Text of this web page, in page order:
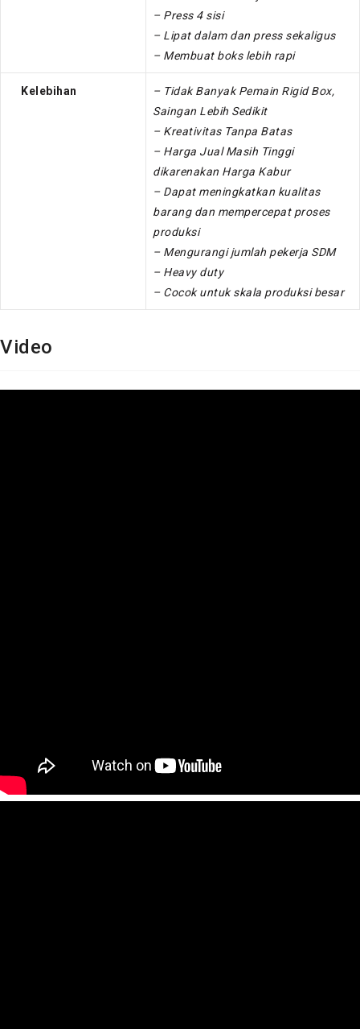
– Press 4 sisi
– Lipat dalam dan press sekaligus
– Membuat boks lebih rapi
Kelebihan
– Tidak Banyak Pemain Rigid Box,
Saingan Lebih Sedikit
– Kreativitas Tanpa Batas
– Harga Jual Masih Tinggi
dikarenakan Harga Kabur
– Dapat meningkatkan kualitas
barang dan mempercepat proses
produksi
– Mengurangi jumlah pekerja SDM
– Heavy duty
– Cocok untuk skala produksi besar
Video